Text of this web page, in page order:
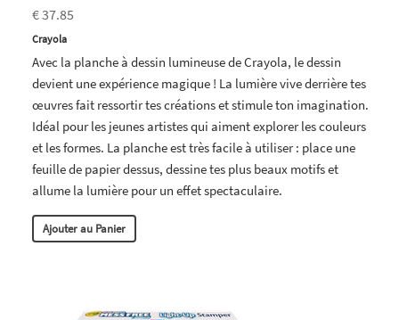
€ 37.85
Crayola
Avec la planche à dessin lumineuse de Crayola, le dessin
devient une expérience magique ! La lumière vive derrière tes
œuvres fait ressortir tes créations et stimule ton imagination.
Idéal pour les jeunes artistes qui aiment explorer les couleurs
et les formes. La planche est très facile à utiliser : place une
feuille de papier dessus, dessine tes plus beaux motifs et
allume la lumière pour un effet spectaculaire.
Ajouter au Panier